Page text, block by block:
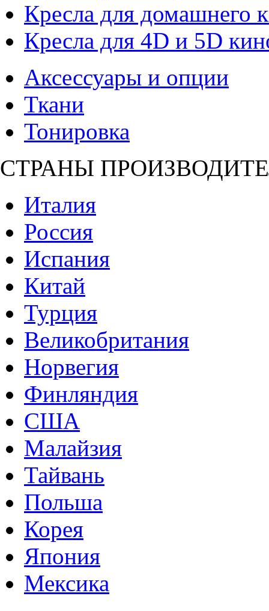
Кресла для домашнего
Кресла для 4D и 5D
Аксессуары и опции
Ткани
Тонировка
СТРАНЫ
Италия
Россия
Испания
Китай
Турция
Великобритания
Норвегия
Финляндия
США
Малайзия
Тайвань
Польша
Корея
Япония
Мексика